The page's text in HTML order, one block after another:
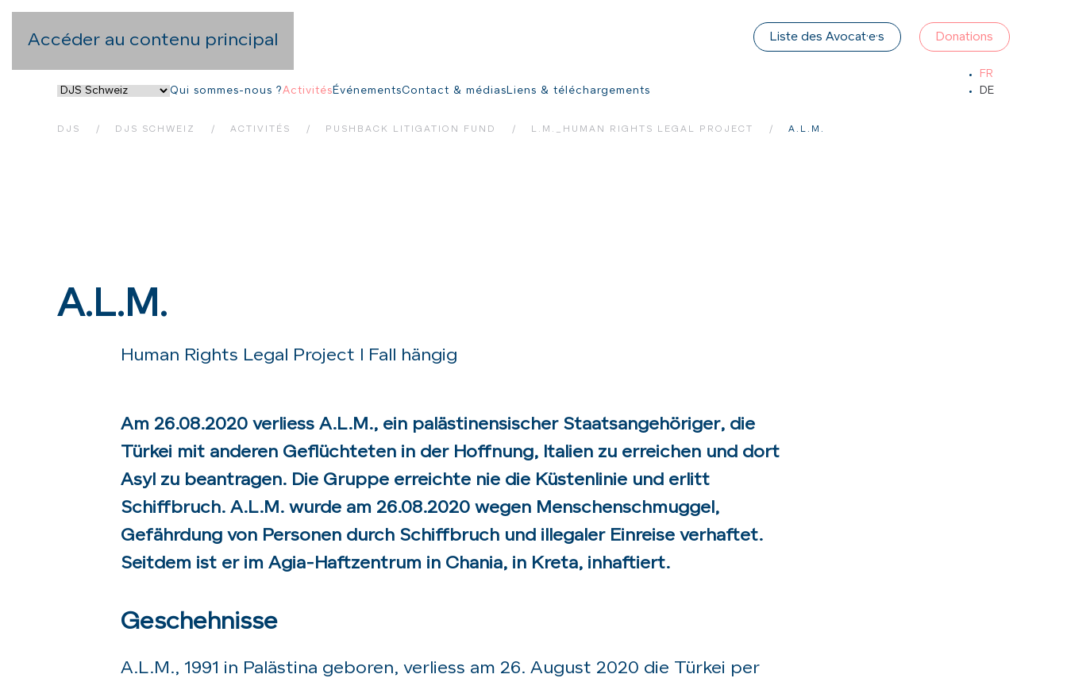
Accéder au contenu principal Liste des Avocat·e·s Donations
Qui sommes-nous ?Activités ÉvénementsContact & médias Liens & téléchargements
FR
DE
DJS DJS SCHWEIZ ACTIVITÉS PUSHBACK LITIGATION FUND L.M._HUMAN RIGHTS LEGAL PROJECT A.L.M.
A.L.M.
Human Rights Legal Project I Fall hängig
Am 26.08.2020 verliess A.L.M., ein palästinensischer Staatsangehöriger, die
Türkei mit anderen Geflüchteten in der Hoffnung, Italien zu erreichen und dort
Asyl zu beantragen. Die Gruppe erreichte nie die Küstenlinie und erlitt
Schiffbruch. A.L.M. wurde am 26.08.2020 wegen Menschenschmuggel,
Gefährdung von Personen durch Schiffbruch und illegaler Einreise verhaftet.
Seitdem ist er im Agia-Haftzentrum in Chania, in Kreta, inhaftiert.
Geschehnisse
A.L.M., 1991 in Palästina geboren, verliess am 26. August 2020 die Türkei per